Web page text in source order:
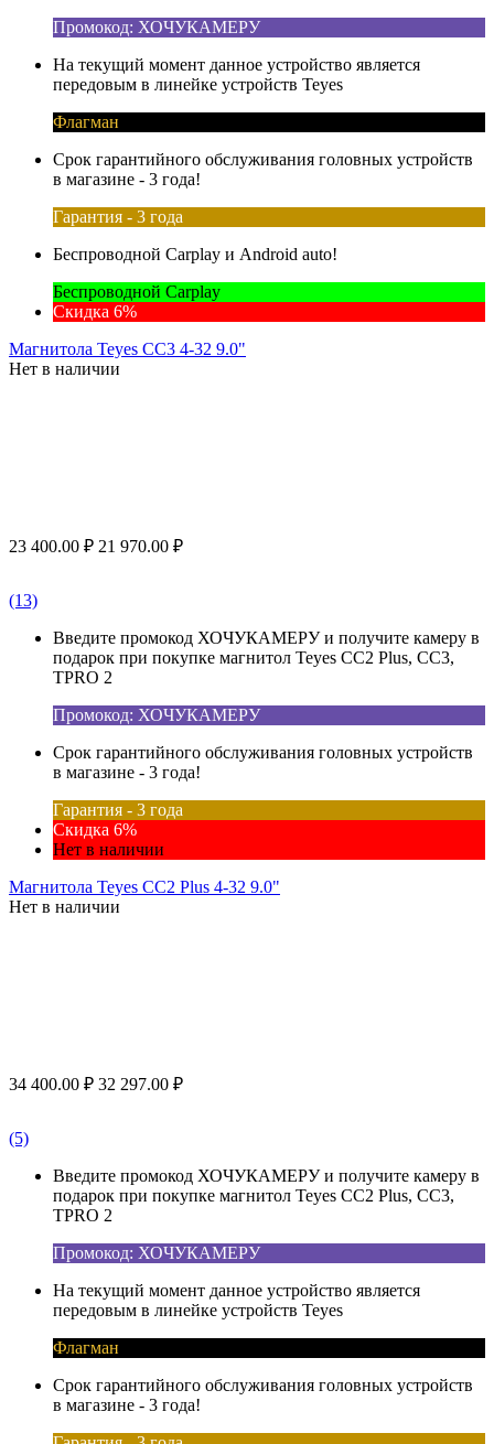
Промокод: ХОЧУКАМЕРУ
На текущий момент данное устройство является
передовым в линейке устройств Teyes
Флагман
Срок гарантийного обслуживания головных устройств
в магазине - 3 года!
Гарантия - 3 года
Беспроводной Carplay и Android auto!
Беспроводной Carplay
Скидка 6%
Магнитола Teyes CC3 4-32 9.0"
Нет в наличии
23 400.00 ₽ 21 970.00 ₽
(13)
Введите промокод ХОЧУКАМЕРУ и получите камеру в
подарок при покупке магнитол Teyes CC2 Plus, CC3,
TPRO 2
Промокод: ХОЧУКАМЕРУ
Срок гарантийного обслуживания головных устройств
в магазине - 3 года!
Гарантия - 3 года
Скидка 6%
Нет в наличии
Магнитола Teyes CC2 Plus 4-32 9.0"
Нет в наличии
34 400.00 ₽ 32 297.00 ₽
(5)
Введите промокод ХОЧУКАМЕРУ и получите камеру в
подарок при покупке магнитол Teyes CC2 Plus, CC3,
TPRO 2
Промокод: ХОЧУКАМЕРУ
На текущий момент данное устройство является
передовым в линейке устройств Teyes
Флагман
Срок гарантийного обслуживания головных устройств
в магазине - 3 года!